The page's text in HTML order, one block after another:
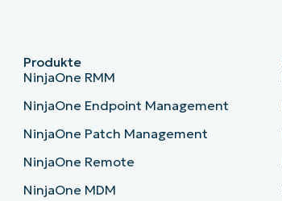
Produkte
NinjaOne RMM
NinjaOne Endpoint Management
NinjaOne Patch Management
NinjaOne Remote
NinjaOne MDM